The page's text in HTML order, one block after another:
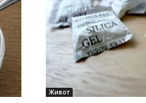
Живот